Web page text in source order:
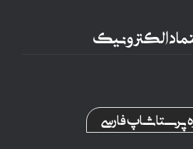
الکترونیک
پرستاشاپ فارسی